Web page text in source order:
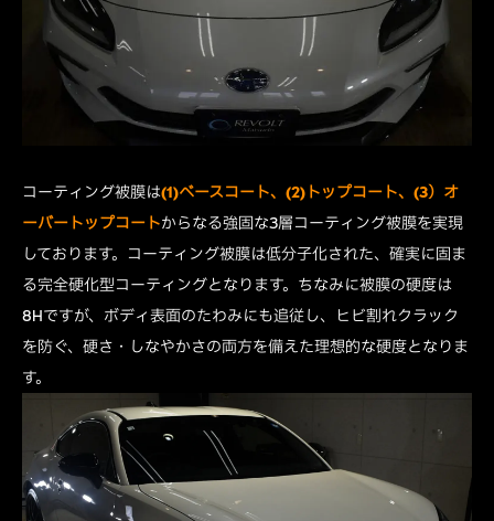
コーティング被膜は(1)ベースコート、 (2)トップコート、(3）オ
ーバートップコートからなる強固な3層コーティング被膜を実現
しております。コーティング被膜は低分子化された、確実に固ま
る完全硬化型コーティングとなります。ちなみに被膜の硬度は
8Hですが、ボディ表面のたわみにも追従し、ヒビ割れクラック
を防ぐ、硬さ・しなやかさの両方を備えた理想的な硬度となりま
す。